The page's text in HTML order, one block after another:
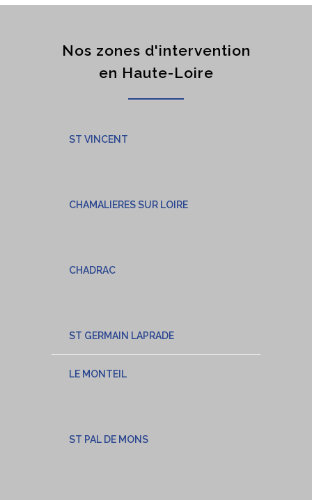
Nos zones d'intervention
en Haute-Loire
ST VINCENT
CHAMALIERES SUR LOIRE
CHADRAC
ST GERMAIN LAPRADE
LE MONTEIL
ST PAL DE MONS